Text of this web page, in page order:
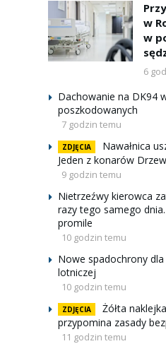
w
w
6
Dachowanie na DK94
poszkodowanych
7 godzin temu
ZDJĘCIA
Nawałnica
Jeden z konarów
9 godzin temu
Nietrzeźwy kierowca
razy tego samego
promile
10 godzin temu
Nowe spadochrony
lotniczej
10 godzin temu
ZDJĘCIA
Żółta
przypomina zasady
11 godzin temu